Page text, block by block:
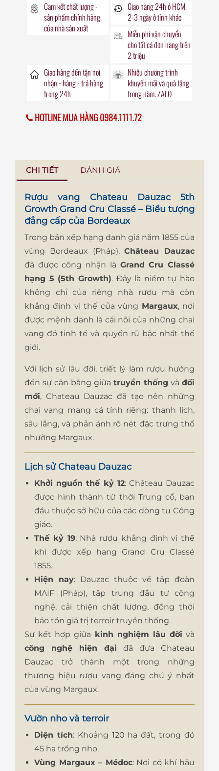
Cam kết chất lượng -
sản phẩm chính hãng
của nhà sản xuất
Giao hàng24hở HCM,
2-3 ngày ở tỉnh khác
Miễn phí vận chuyển
cho tất cả đơn hàng trên
2 triệu
Giao hàng đếntận nơi,
nhận - hàng - trả hàng
trong24h
Nhiều chương trình
khuyến mãivà quà tặng
trong năm. ZALO
HOTLINE MUA HÀNG 0984.1111.72
CHI TIẾT ĐÁNH GIÁ
Rượu vang Chateau Dauzac 5th
Growth Grand Cru Classé – Biểu tượng
đẳng cấp của Bordeaux
Trong bản xếp hạng danh giá năm 1855 của
vùng Bordeaux (Pháp),Château Dauzac
đã được công nhận là Grand Cru Classé
hạng 5 (5th Growth). Đây là niềm tự hào
không chỉ của riêng nhà rượu mà còn
khẳng định vị thế của vùng Margaux, nơi
được mệnh danh là cái nôi của những chai
vang đỏ tinh tế và quyến rũ bậc nhất thế
giới.
Với lịch sử lâu đời, triết lý làm rượu hướng
đến sự cân bằng giữa truyền thống và đổi
mới, Chateau Dauzac đã tạo nên những
chai vang mang cá tính riêng: thanh lịch,
sâu lắng, và phản ánh rõ nét đặc trưng thổ
nhưỡng Margaux.
Lịch sử Chateau Dauzac
Khởi nguồn thế kỷ 12: Château Dauzac
được hình thành từ thời Trung cổ, ban
đầu thuộc sở hữu của các dòng tu Công
giáo.
Thế kỷ 19: Nhà rượu khẳng định vị thế
khi được xếp hạng Grand Cru Classé
1855.
Hiện nay: Dauzac thuộc về tập đoàn
MAIF (Pháp), tập trung đầu tư công
nghệ, cải thiện chất lượng, đồng thời
bảo tồn giá trị terroir truyền thống.
Sự kết hợp giữa kinh nghiệm lâu đời và
công nghệ hiện đại đã đưa Chateau
Dauzac trở thành một trong những
thương hiệu rượu vang đáng chú ý nhất
của vùng Margaux.
Vườn nho và terroir
Diện tích: Khoảng 120 ha đất, trong đó
45 ha trồng nho.
Vùng Margaux – Médoc: Nơi có khí hậu